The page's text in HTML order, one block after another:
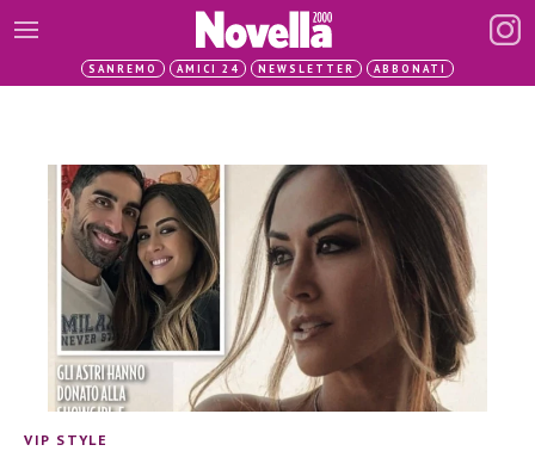
SANREMO AMICI 24 NEWSLETTER ABBONATI
VIP STYLE